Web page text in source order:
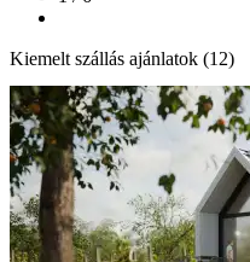
Kiemelt szállás ajánlatok (12)